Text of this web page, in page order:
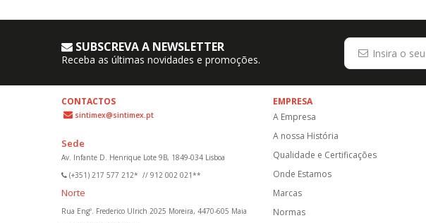
SUBSCREVA A NEWSLETTER
Receba as últimas novidades e promoções.
CONTACTOS
sintimex@sintimex.pt
Sede
Av. Infante D. Henrique Lote 9B, 1849-034 Lisboa
(+351) 217 577 212* // 912 002 021**
Norte
Rua Engº. Frederico Ulrich 2025 Moreira, 4470-605 Maia
EMPRESA
A Empresa
A nossa História
Qualidade e Certificações
Onde Estamos
Marcas
Normas